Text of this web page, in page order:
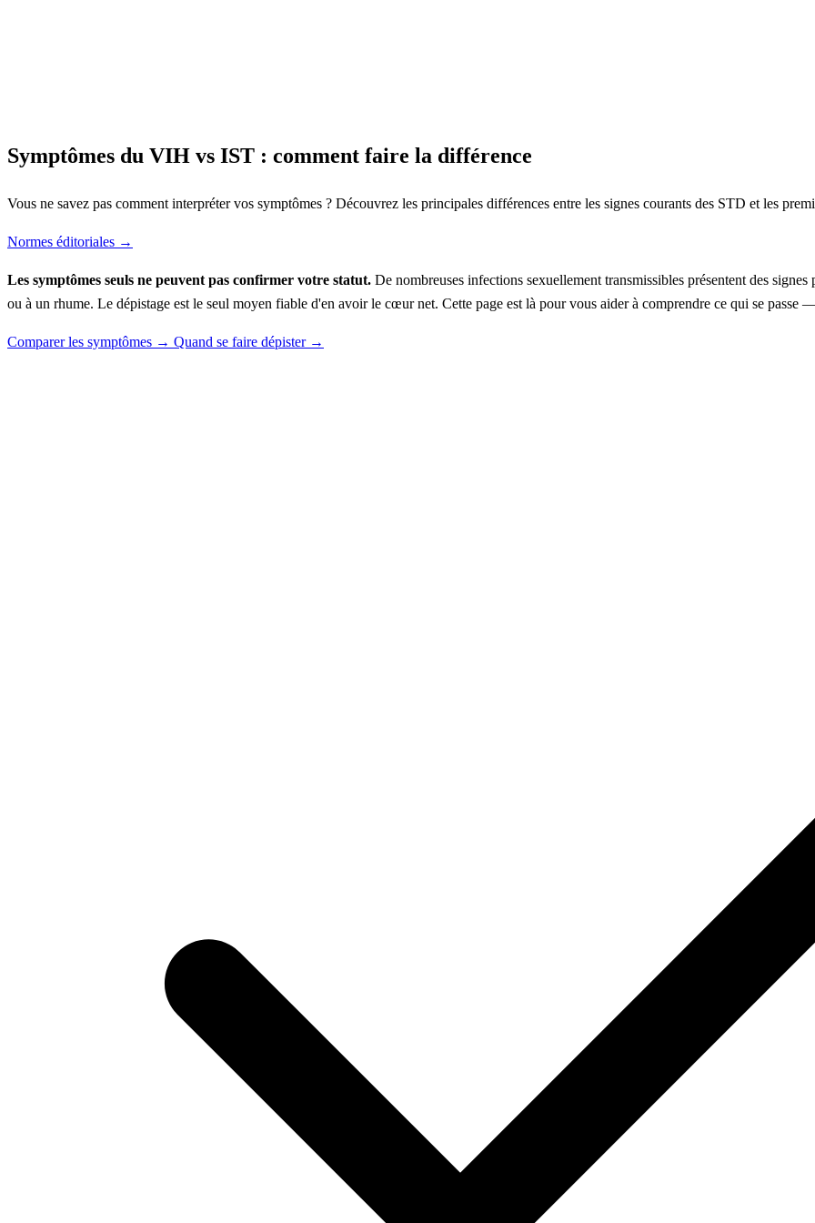
Symptômes du VIH vs IST : comment faire la différence
Vous ne savez pas comment interpréter vos symptômes ? Découvrez les principales différences entre les signes courants des STD et les
Normes éditoriales →
Les symptômes seuls ne peuvent pas confirmer votre statut. De nombreuses infections sexuellement transmissibles présentent des
ou à un rhume. Le dépistage est le seul moyen fiable d'en avoir le cœur net. Cette page est là pour vous aider à comprendre ce qui se passe
Comparer les symptômes → Quand se faire dépister →